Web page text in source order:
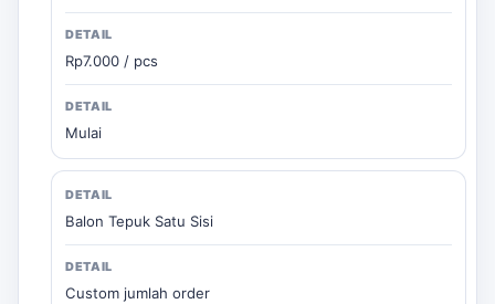
Rp7.000 / pcs
Mulai
Balon Tepuk Satu Sisi
Custom jumlah order